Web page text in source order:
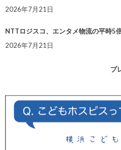
2026年7月21日
NTTロジスコ、エンタメ物流の平時5
2026年7月21日
プ